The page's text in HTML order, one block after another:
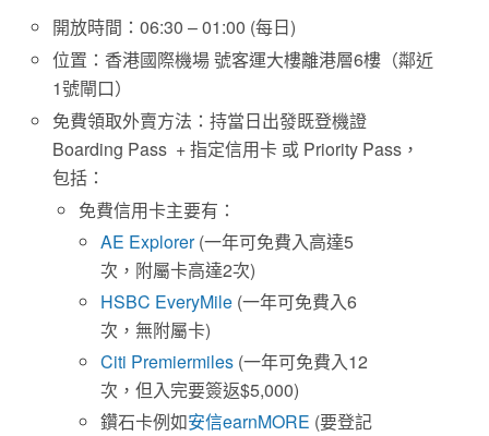
開放時間：06:30 – 01:00 (每日)
位置：香港國際機場 號客運大樓離港層6樓（鄰近
1號閘口）
免費領取外賣方法：持當日出發既登機證
Boarding Pass + 指定信用卡 或 Priority Pass，
包括：
免費信用卡主要有：
AE Explorer(一年可免費入高達5
次，附屬卡高達2次)
HSBC EveryMile (一年可免費入6
次，無附屬卡)
Citi Premiermiles (一年可免費入12
次，但入完要簽返$5,000)
鑽石卡例如安信earnMORE (要登記